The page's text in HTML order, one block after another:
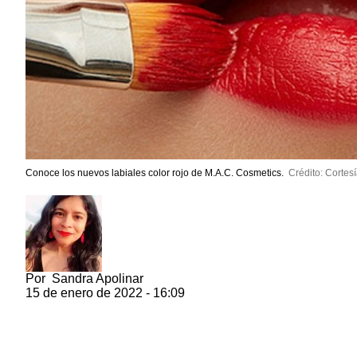
Conoce los nuevos labiales color rojo de M.A.C. Cosmetics. Crédito:
Por Sandra Apolinar
15 de enero de 2022 - 16:09